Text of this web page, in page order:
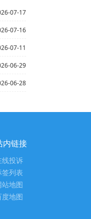
07-17
07-16
07-11
06-29
06-28
内链接
线投诉
签列表
站地图
度地图